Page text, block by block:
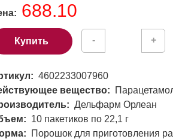
688.10
Купить - +
4602233007960
вещество
Дельфарм Орлеан
10 пакетиков по 22,1 г
Порошок для приготовления